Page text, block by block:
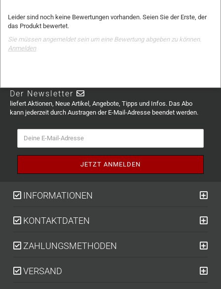
Leider sind noch keine Bewertungen vorhanden. Seien Sie der Erste, der
das Produkt bewertet.
Sie müssen angemeldet sein um eine Bewertung abgeben zu können.
Anmelden
Der Newsletter
liefert Aktionen, Neue Artikel, Angebote, Tipps und Infos. Das Abo
kann jederzeit durch Austragen der E-Mail-Adresse beendet werden.
INFORMATIONEN
KONTAKTDATEN
ZAHLUNGSMETHODEN
VERSAND